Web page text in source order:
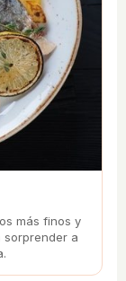
más finos y
sorprender a